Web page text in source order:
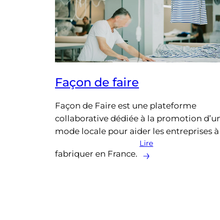
Façon de faire
Façon de Faire est une plateforme
collaborative dédiée à la promotion
mode locale pour aider les entreprises à
fabriquer en France.
Lire